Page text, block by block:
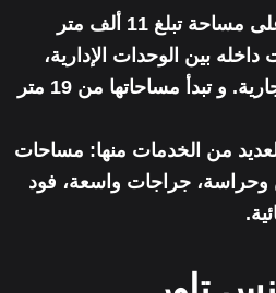
مساحة تبلغ
11 ألف متر
داخله بين الوحدات الإدارية،
و تبدأ مساحاتها من 19 متر
من الخدمات منها: مساحات
جراجات واسعة، فود